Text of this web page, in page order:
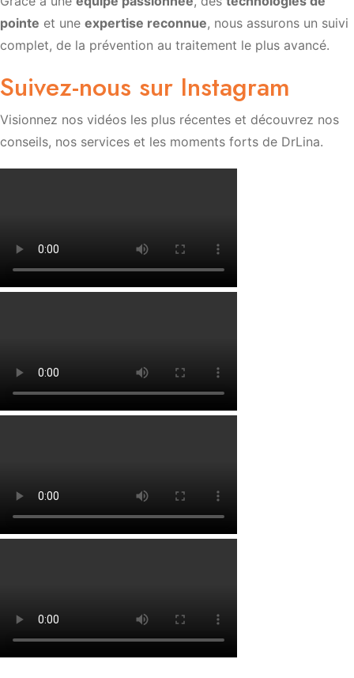
pointe et une expertise reconnue, nous assurons un suivi
complet, de la prévention au traitement le plus avancé.
Suivez-nous sur Instagram
Visionnez nos vidéos les plus récentes et découvrez nos
conseils, nos services et les moments forts de DrLina.